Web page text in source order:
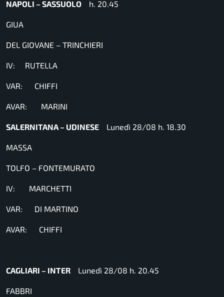
NAPOLI – SASSUOLO h. 20.45
GIUA
DEL GIOVANE – TRINCHIERI
IV: RUTELLA
VAR: CHIFFI
AVAR: MARINI
SALERNITANA – UDINESE Lunedì 28/08 h. 18.30
MASSA
TOLFO – FONTEMURATO
IV: MARCHETTI
VAR: DI MARTINO
AVAR: CHIFFI
CAGLIARI – INTER Lunedì 28/08 h. 20.45
FABBRI